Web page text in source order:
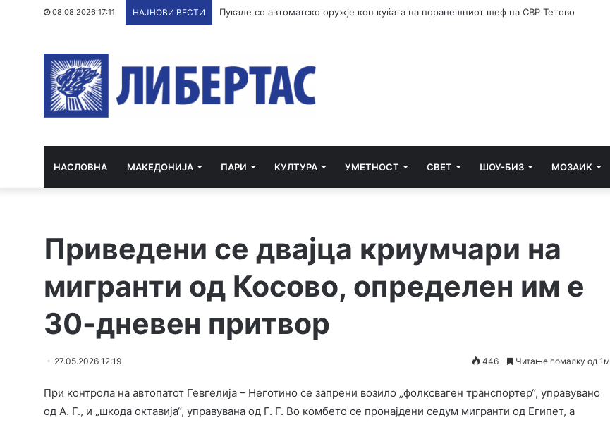
08.08.2026 17:11 НАЈНОВИ ВЕСТИ Филипче: Карпалак е потсетник дека мирот и стабилноста се бранат со одговорност
НАСЛОВНА МАКЕДОНИЈА ПАРИ КУЛТУРА УМЕТНОСТ СВЕТ ШОУ-БИЗ МОЗАИК
Приведени се двајца криумчари на
мигранти од Косово, определен им е
30-дневен притвор
27.05.2026 12:19 446 Читање помалку од 1м
При контрола на автопатот Гевгелија – Неготино се запрени возило „фолксваген транспортер“, управувано
од А. Г., и „шкода октавија“, управувана од Г. Г. Во комбето се пронајдени седум мигранти од Египет, а